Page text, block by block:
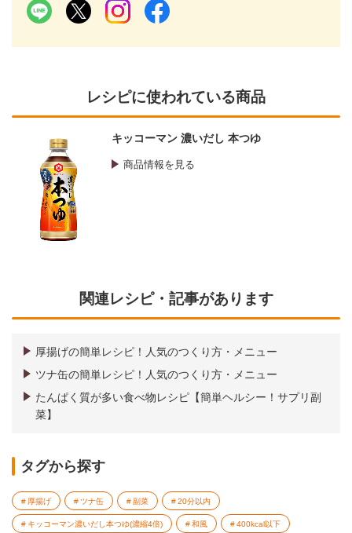
レシピに使われている商品
キッコーマン 濃いだし 本つゆ
商品情報を見る
関連レシピ・記事があります
厚揚げの簡単レシピ！人気のつくり方・メニュー
ツナ缶の簡単レシピ！人気のつくり方・メニュー
たんぱく質が多い食べ物レシピ【簡単ヘルシー！サプリ副
菜】
タグから探す
厚揚げ ツナ缶 副菜 20分以内
キッコーマン濃いだし本つゆ(濃縮4倍) 和風 400kcal以下